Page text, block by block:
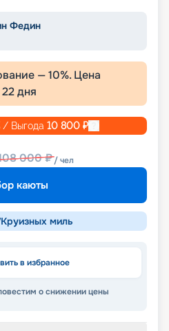
Федин
—10%. Цена
22дня
/ Выгода 10 800 ₽
000₽/ чел
каюты
Круизных миль
в избранное
о снижении цены